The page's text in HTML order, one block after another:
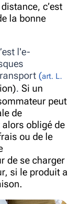
c’est
la bonne
l'e-
(art. L.
. Si un
peut
de
obligé de
ou de le
de se charger
si le produit a